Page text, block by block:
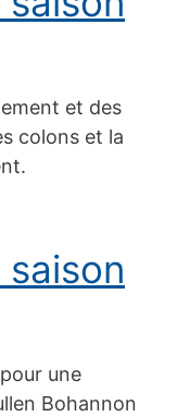
et des
colons et la
une
Bohannon